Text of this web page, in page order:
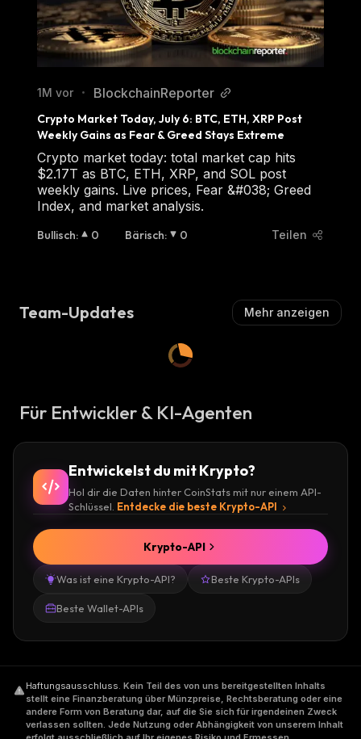
1M vor • BlockchainReporter
Crypto Market Today, July 6: BTC, ETH, XRP Post
Weekly Gains as Fear & Greed Stays Extreme
Crypto market today: total market cap hits
$2.17T as BTC, ETH, XRP, and SOL post
weekly gains. Live prices, Fear &#038; Greed
Index, and market analysis.
Bullisch: 0 Bärisch: 0 Teilen
Team-Updates Mehr anzeigen
Für Entwickler & KI-Agenten
Entwickelst du mit Krypto?
Hol dir die Daten hinter CoinStats mit nur einem API-
Schlüssel. Entdecke die beste Krypto-API
Was ist eine Krypto-API? Beste Krypto-APIs
Beste Wallet-APIs
Krypto-API
Haftungsausschluss. Kein Teil des von uns bereitgestellten Inhalts
stellt eine Finanzberatung über Münzpreise, Rechtsberatung oder eine
andere Form von Beratung dar, auf die Sie sich für irgendeinen Zweck
verlassen sollten. Jede Nutzung oder Abhängigkeit von unserem Inhalt